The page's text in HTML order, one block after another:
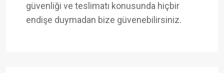
güvenliği ve teslimatı konusunda hiçbir
endişe duymadan bize güvenebilirsiniz.